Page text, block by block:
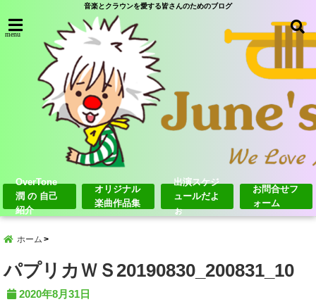
音楽とクラウンを愛する皆さんのためのブログ
menu
OverTone
潤 の 自己
紹介
オリジナル
楽曲作品集
出演スケジ
ュールだよ
ぉ
お問合せフ
ォーム
ホーム
パプリカＷＳ20190830_200831_10
2020年8月31日